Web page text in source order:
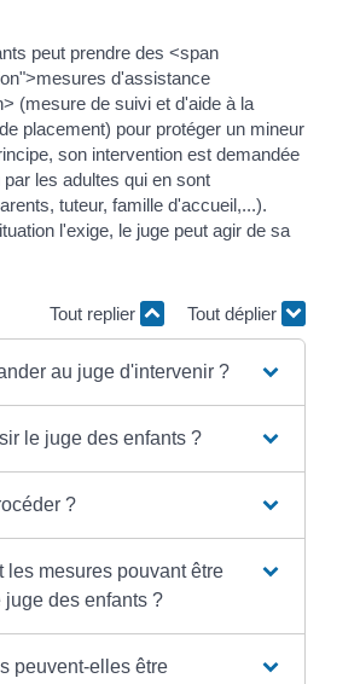
peut prendre des <span
d'assistance
(mesure de suivi et d'aide à la
placement) pour protéger un mineur
son intervention est demandée
les adultes qui en sont
tuteur, famille d'accueil,...).
l'exige, le juge peut agir de sa
Tout replier Tout déplier
au juge d'intervenir ?
le juge des enfants ?
?
les mesures pouvant être
juge des enfants ?
peuvent-elles être